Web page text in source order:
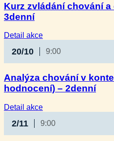
Kurz zvládání chování
3denní
Detail akce:
zvládání
postupy
–
3denní
20/10 9:00
Analýza chování v
hodnocení) – 2denní
Detail akce:
chování
2/11 9:00